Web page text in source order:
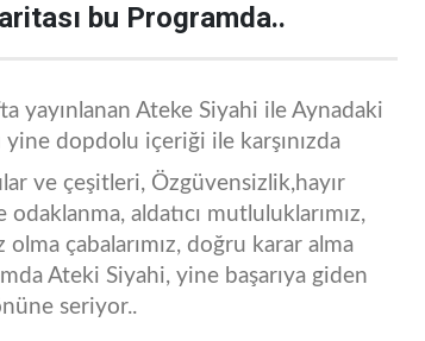
bu Programda..
yayınlanan Ateke Siyahi ile Aynadaki
yine dopdolu içeriği ile karşınızda
ve çeşitleri, Özgüvensizlik,hayır
aldatıcı mutluluklarımız,
çabalarımız, doğru karar alma
Ateki Siyahi, yine başarıya giden
seriyor..